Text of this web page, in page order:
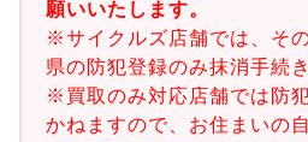
願いいたします。
※サイクルズ店舗では、そ
県の防犯登録のみ抹消手続
※買取のみ対応店舗では防
かねますので、お住まいの